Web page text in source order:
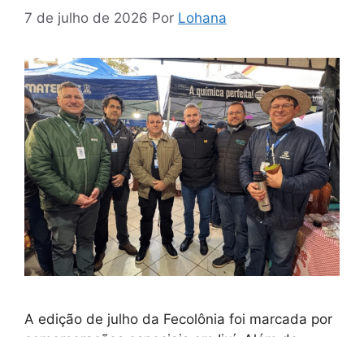
7 de julho de 2026 Por Lohana
A edição de julho da Fecolônia foi marcada por